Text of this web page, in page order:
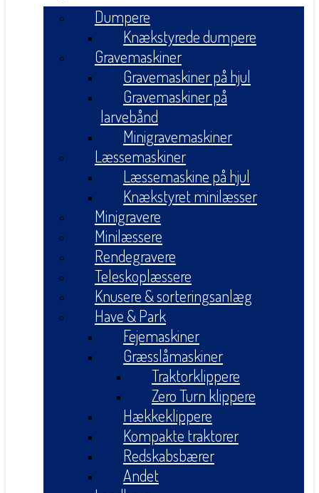
Dumpere
Knækstyrede dumpere
Gravemaskiner
Gravemaskiner på hjul
Gravemaskiner på
larvebånd
Minigravemaskiner
Læssemaskiner
Læssemaskine på hjul
Knækstyret minilæsser
Minigravere
Minilæssere
Rendegravere
Teleskoplæssere
Knusere & sorteringsanlæg
Have & Park
Fejemaskiner
Græsslåmaskiner
Traktorklippere
Zero Turn klippere
Hækkeklippere
Kompakte traktorer
Redskabsbærer
Andet